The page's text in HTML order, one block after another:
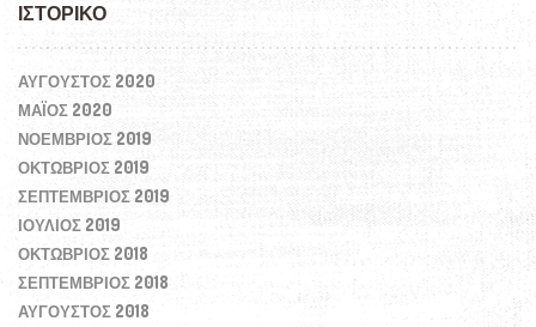
ΙΣΤΟΡΙΚΌ
ΑΎΓΟΥΣΤΟΣ 2020
ΜΆΙΟΣ 2020
ΝΟΈΜΒΡΙΟΣ 2019
ΟΚΤΏΒΡΙΟΣ 2019
ΣΕΠΤΈΜΒΡΙΟΣ 2019
ΙΟΎΛΙΟΣ 2019
ΟΚΤΏΒΡΙΟΣ 2018
ΣΕΠΤΈΜΒΡΙΟΣ 2018
ΑΎΓΟΥΣΤΟΣ 2018